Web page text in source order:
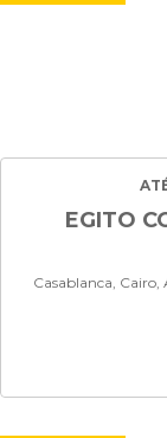
EGITO
Casablanca,